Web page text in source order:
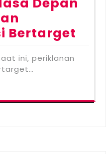
Bertarget
ini, periklanan